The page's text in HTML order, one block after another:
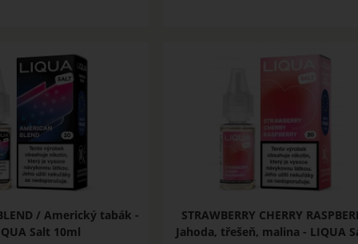
/ Americký tabák -
Salt 10ml
STRAWBERRY CHERRY
Jahoda, třešeň, malina - LIQUA